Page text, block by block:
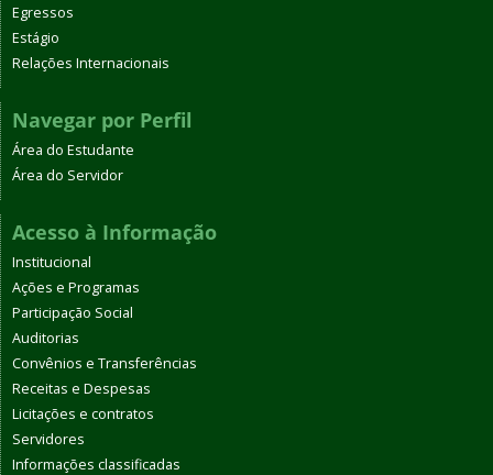
Egressos
Estágio
Relações Internacionais
Navegar por Perfil
Área do Estudante
Área do Servidor
Acesso à Informação
Institucional
Ações e Programas
Participação Social
Auditorias
Convênios e Transferências
Receitas e Despesas
Licitações e contratos
Servidores
Informações classificadas